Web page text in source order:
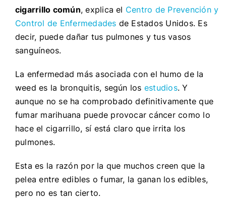
cigarrillo común, explica el Centro de Prevención y
Control de Enfermedades de Estados Unidos. Es
decir, puede dañar tus pulmones y tus vasos
sanguíneos.
La enfermedad más asociada con el humo de la
weed es la bronquitis, según los estudios. Y
aunque no se ha comprobado definitivamente que
fumar marihuana puede provocar cáncer como lo
hace el cigarrillo, sí está claro que irrita los
pulmones.
Esta es la razón por la que muchos creen que la
pelea entre edibles o fumar, la ganan los edibles,
pero no es tan cierto.